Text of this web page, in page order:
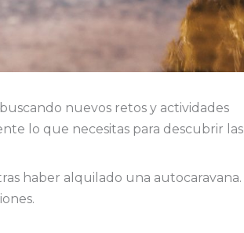
nuevos retos y actividades
lo que necesitas para descubrir las
haber alquilado una autocaravana.